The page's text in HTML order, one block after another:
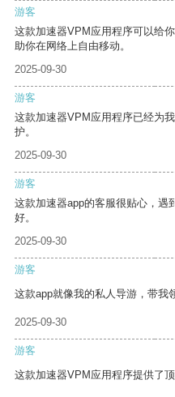
游客
这款加速器VPM应用程序可以给
助你在网络上自由移动。
2025-09-30
游客
这款加速器VPM应用程序已经为
护。
2025-09-30
游客
这款加速器app的客服很贴心，遇
好。
2025-09-30
游客
这款app就像我的私人导游，带我
2025-09-30
游客
这款加速器VPM应用程序提供了